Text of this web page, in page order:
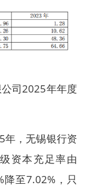
司2025年年度
年，无锡银行资
资本充足率由
至7.02%，只